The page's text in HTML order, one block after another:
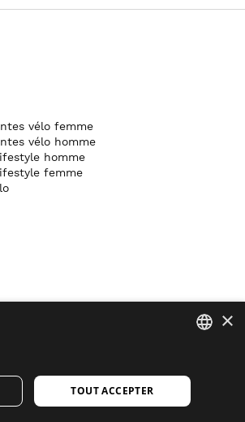
vélo femme
vélo homme
homme
femme
comptent. Inscrivez-vous pour recevoir
actus et nouveautés Siroko.
ENGLISH
×
TOUT ACCEPTER